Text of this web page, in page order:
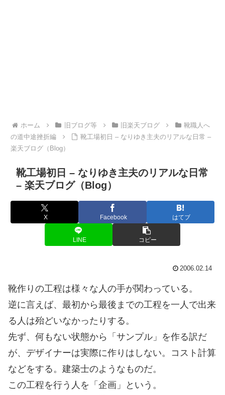
ホーム 旧ブログ等 旧楽天ブログ
靴職人へ
の道中途挫折編
靴工場初日 – なりゆき主夫のリアルな日常 –
楽天ブログ（Blog）
靴工場初日 – なりゆき主夫のリアルな日常
– 楽天ブログ（Blog）
X Facebook はてブ
LINE コピー
2006.02.14
靴作りの工程は様々な人の手が関わっている。
逆に言えば、最初から最後までの工程を一人で出来
る人は殆どいなかったりする。
先ず、何もない状態から「サンプル」を作る訳だ
が、デザイナーは実際に作りはしない。コスト計算
などをする。建築士のようなものだ。
この工程を行う人を「企画」という。